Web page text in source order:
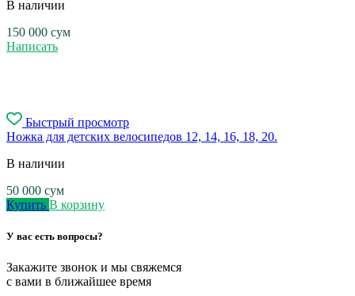
В наличии
150 000 сум
Написать
Быстрый просмотр
Ножка для детских велосипедов 12, 14, 16, 18, 20.
В наличии
50 000 сум
Купить В корзину
У вас есть вопросы?
Закажите звонок и мы свяжемся
с вами в ближайшее время